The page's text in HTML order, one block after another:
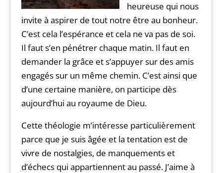
heureuse qui nous
invite à aspirer de tout notre être au bonheur.
C’est cela l’espérance et cela ne va pas de soi.
Il faut s’en pénétrer chaque matin. Il faut en
demander la grâce et s’appuyer sur des amis
engagés sur un même chemin. C’est ainsi que
d’une certaine manière, on participe dès
aujourd’hui au royaume de Dieu.
Cette théologie m’intéresse particulièrement
parce que je suis âgée et la tentation est de
vivre de nostalgies, de manquements et
d’échecs qui appartiennent au passé. J’aime à